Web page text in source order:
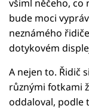
všiml něčeho, co
bude moci
neznámého
dotykovém
A nejen to. Řidič
různými fotkami
oddaloval, podle